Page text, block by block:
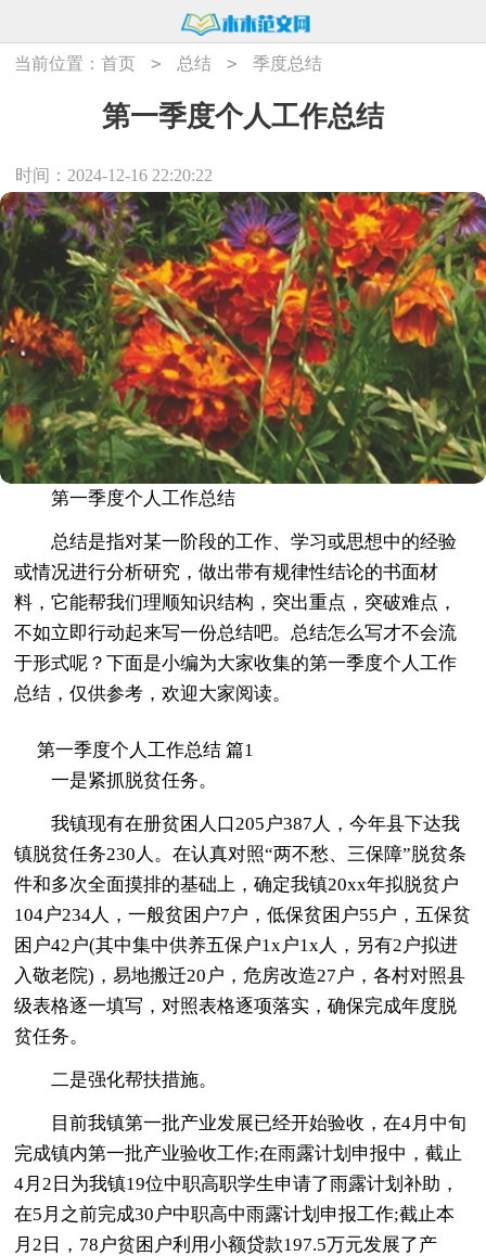
当前位置：首页 > 总结 > 季度总结
第一季度个人工作总结
时间：2024-12-16 22:20:22
第一季度个人工作总结
总结是指对某一阶段的工作、学习或思想中的经验
或情况进行分析研究，做出带有规律性结论的书面材
料，它能帮我们理顺知识结构，突出重点，突破难点，
不如立即行动起来写一份总结吧。总结怎么写才不会流
于形式呢？下面是小编为大家收集的第一季度个人工作
总结，仅供参考，欢迎大家阅读。
第一季度个人工作总结 篇1
一是紧抓脱贫任务。
我镇现有在册贫困人口205户387人，今年县下达我
镇脱贫任务230人。在认真对照“两不愁、三保障”脱贫条
件和多次全面摸排的基础上，确定我镇20xx年拟脱贫户
104户234人，一般贫困户7户，低保贫困户55户，五保贫
困户42户(其中集中供养五保户1x户1x人，另有2户拟进
入敬老院)，易地搬迁20户，危房改造27户，各村对照县
级表格逐一填写，对照表格逐项落实，确保完成年度脱
贫任务。
二是强化帮扶措施。
目前我镇第一批产业发展已经开始验收，在4月中旬
完成镇内第一批产业验收工作;在雨露计划申报中，截止
4月2日为我镇19位中职高职学生申请了雨露计划补助，
在5月之前完成30户中职高中雨露计划申报工作;截止本
月2日，78户贫困户利用小额贷款197.5万元发展了产